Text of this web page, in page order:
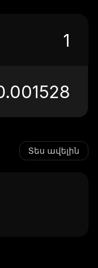
Տես ավելին